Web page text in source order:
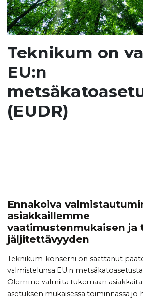
Teknikum on
EU:n
(EUDR)
Ennakoiva
asiakkaillemme
vaatimustenmukaisen ja
jäljitettävyyden
Teknikum-konserni on saattanut
valmistelunsa EU:n
Olemme valmiita tukemaan
asetuksen mukaisessa toiminnassa jo